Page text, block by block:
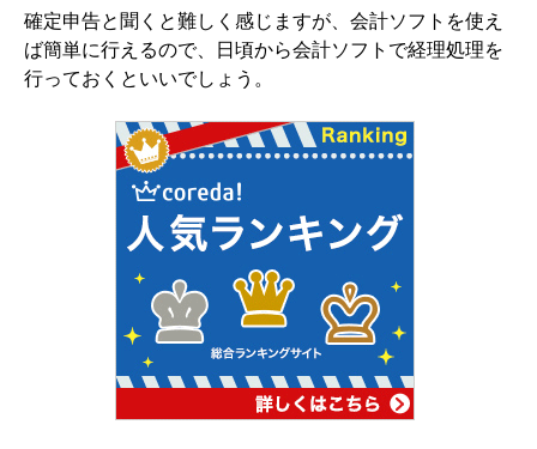
確定申告と聞くと難しく感じますが、会計ソフトを使え
ば簡単に行えるので、日頃から会計ソフトで経理処理を
行っておくといいでしょう。